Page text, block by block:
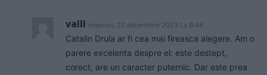
valll miercuri, 20 decembrie 2023 La 9.44
Catalin Drula ar fi cea mai fireasca alegere. Am o
parere excelenta despre el: este destept,
corect, are un caracter puternic. Dar este prea